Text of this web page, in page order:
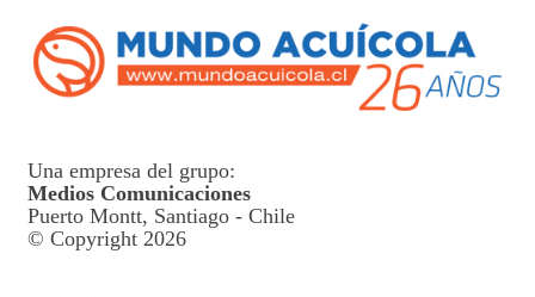
Una empresa del grupo:
Medios Comunicaciones
Puerto Montt, Santiago - Chile
© Copyright 2026